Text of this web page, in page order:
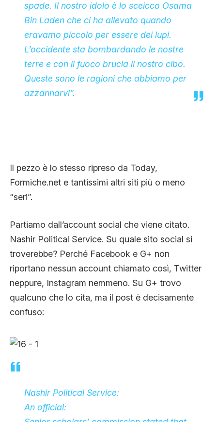
spade. Il nostro idolo è lo sceicco Osama
Bin Laden che ci ha allevato quando
eravamo piccolo per essere dei lupi.
L’occidente sta bombardando le nostre
terre e con il fuoco brucia il nostro cibo.
Queste sono le ragioni che abbiamo per
azzannarvi”.
Il pezzo è lo stesso ripreso da Today,
Formiche.net e tantissimi altri siti più o meno
“seri”.
Partiamo dall’account social che viene citato.
Nashir Political Service. Su quale sito social si
troverebbe? Perché Facebook e G+ non
riportano nessun account chiamato così, Twitter
neppure, Instagram nemmeno. Su G+ trovo
qualcuno che lo cita, ma il post è decisamente
confuso:
Nashir Political Service:
An official: